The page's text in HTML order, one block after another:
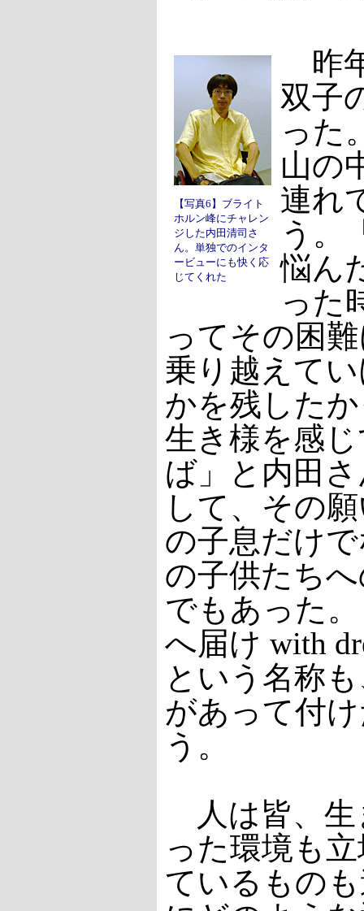
【写真6】ブライト
ホルン峰にチャレン
ジした内田清司さ
ん。単独でのインタ
ービューにも快く応
じてくれた
昨
双子
った
山の
連れ
う。
悩ん
った
ってその困
乗り越えて
かを残した
生き様を感
ば」と内田
して、その
の子息だけ
の子供たち
でもあった
へ届け with
という名称
があって付
う。
人は皆、生
った環境も
ているもの